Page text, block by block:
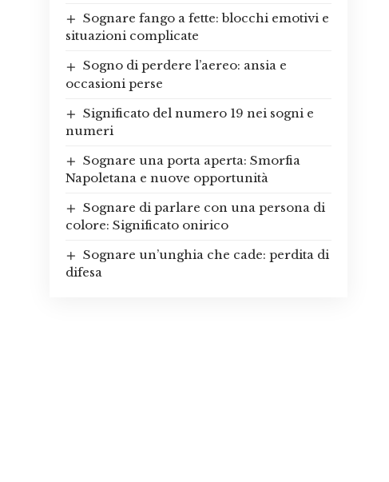
Sognare fango a fette: blocchi emotivi e
situazioni complicate
Sogno di perdere l’aereo: ansia e
occasioni perse
Significato del numero 19 nei sogni e
numeri
Sognare una porta aperta: Smorfia
Napoletana e nuove opportunità
Sognare di parlare con una persona di
colore: Significato onirico
Sognare un’unghia che cade: perdita di
difesa